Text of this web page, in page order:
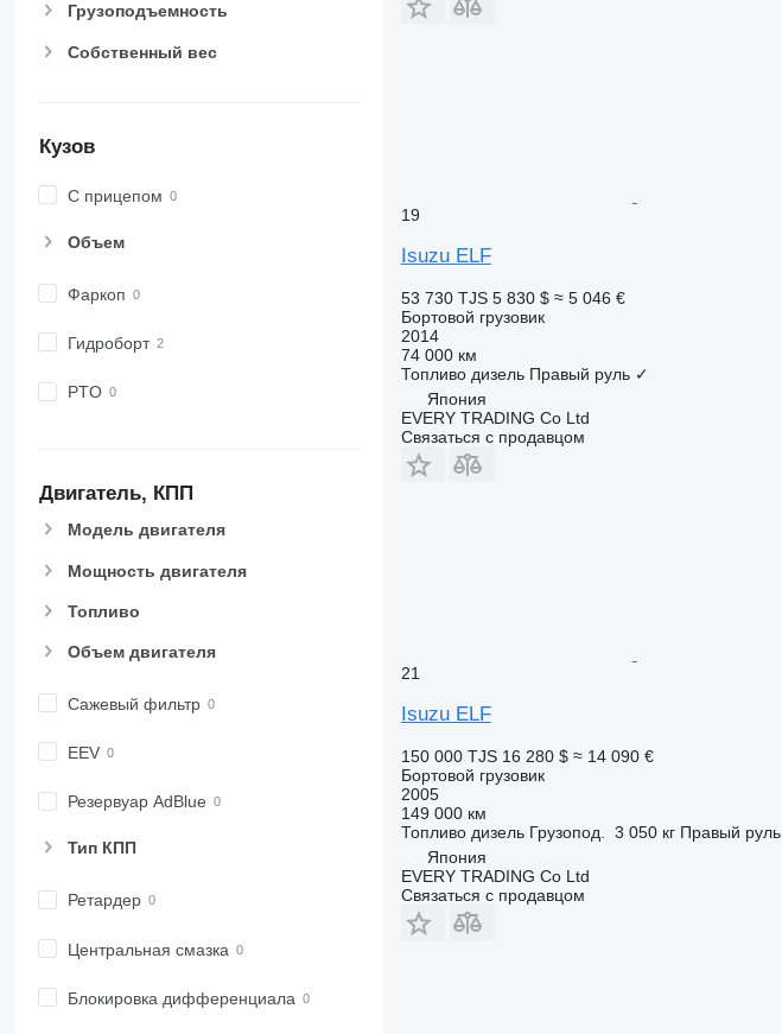
Грузоподъемность
Собственный вес
Кузов
С прицепом
Объем
Фаркоп
Гидроборт
PTO
Двигатель, КПП
Модель двигателя
Мощность двигателя
Топливо
Объем двигателя
Сажевый фильтр
EEV
Резервуар AdBlue
Тип КПП
Ретардер
Центральная смазка
Блокировка дифференциала
19
Isuzu ELF
53 730 TJS 5 830 $ ≈ 5 046 €
Бортовой грузовик
2014
74 000 км
Топливо дизель Правый руль ✓
Япония
EVERY TRADING Co Ltd
Связаться с продавцом
21
Isuzu ELF
150 000 TJS 16 280 $ ≈ 14 090 €
Бортовой грузовик
2005
149 000 км
Топливо дизель Грузопод. 3 050 кг Правый руль
Япония
EVERY TRADING Co Ltd
Связаться с продавцом